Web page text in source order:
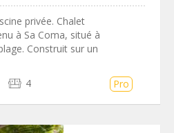
privée. Chalet
à Sa Coma, situé à
Construit sur un
4 Pro